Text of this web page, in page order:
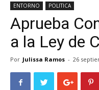
ENTORNO POLITICA
Aprueba
a la Ley de
Por Julissa Ramos - 26